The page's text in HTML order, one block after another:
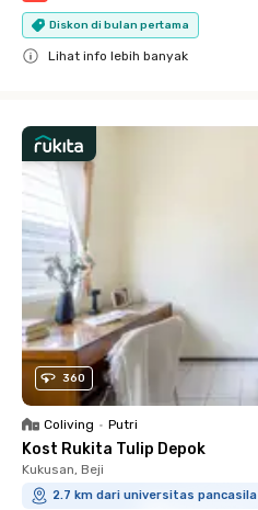
Diskon di bulan pertama
Lihat info lebih banyak
360
Coliving • Putri
Kost Rukita Tulip Depok
Kukusan, Beji
2.7 km dari universitas pancasila